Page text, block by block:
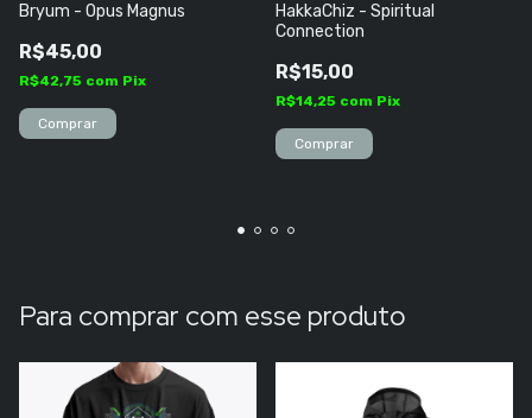
Bryum - Opus Magnus
R$45,00
R$42,75 com Pix
HakkaChiz - Spiritual
Connection
R$15,00
R$14,25 com Pix
Para comprar com esse produto